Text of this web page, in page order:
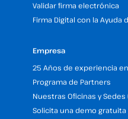
Validar firma electrónica
Firma Digital con la Ayuda
Empresa
25 Años de experiencia
Programa de Partners
Nuestras Oficinas y Sedes
Solicita una demo